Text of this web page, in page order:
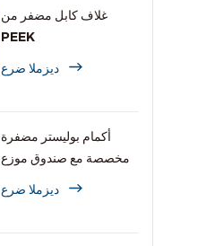
غلاف كابل مضفر من
PEEK
ديزملا ضرع
أكمام بوليستر مضفرة
مخصصة مع صندوق موزع
ديزملا ضرع